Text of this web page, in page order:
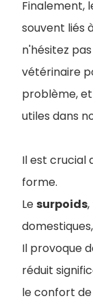
Finalement,
souvent liés
n'hésitez
vétérinaire
problème,
utiles dans
Il est crucial
forme.
Lesurpoids
Il provoque
réduit
le confort